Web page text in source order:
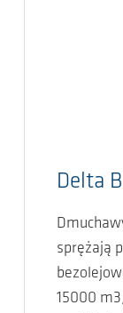
Delta
sprężają
15000